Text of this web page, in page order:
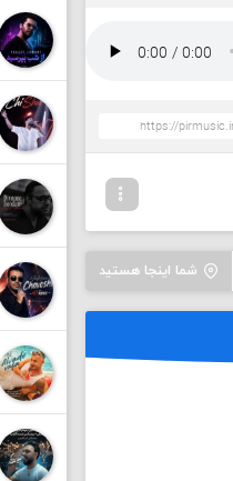
شما اینجا هستید